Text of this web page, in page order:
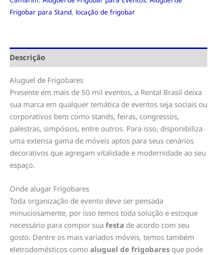
Frigobar para Stand, locação de frigobar
Descrição
Aluguel de Frigobares
Presente em mais de 50 mil eventos, a Rental Brasil deixa
sua marca em qualquer temática de eventos seja sociais ou
corporativos bem como stands, feiras, congressos,
palestras, simpósios, entre outros. Para isso, disponibiliza
uma extensa gama de móveis aptos para seus cenários
decorativos que agregam vitalidade e modernidade ao seu
espaço.
Onde alugar Frigobares
Toda organização de evento deve ser pensada
minuciosamente, por isso temos toda solução e estoque
necessário para compor sua festa de acordo com seu
gosto. Dentre os mais variados móveis, temos também
eletrodomésticos como aluguel de frigobares que pode